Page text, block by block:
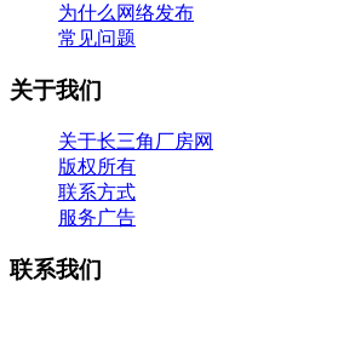
为什么网络发布
常见问题
关于我们
关于长三角厂房网
版权所有
联系方式
服务广告
联系我们